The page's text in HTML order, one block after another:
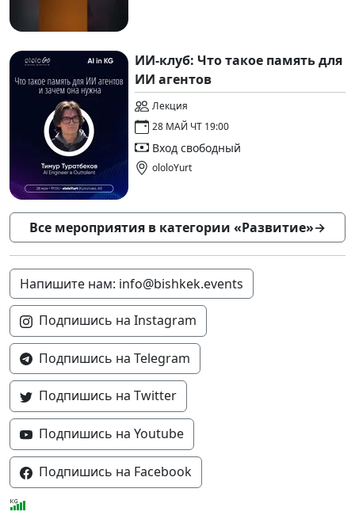
ИИ-клуб: Что такое память для
ИИ агентов
Лекция
28 МАЙ ЧТ 19:00
Вход свободный
ololoYurt
Все мероприятия в категории «Развитие»→
Напишите нам: info@bishkek.events
Подпишись на Instagram
Подпишись на Telegram
Подпишись на Twitter
Подпишись на Youtube
Подпишись на Facebook